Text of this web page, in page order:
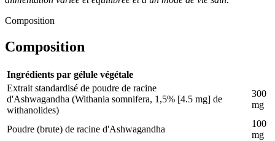
Composition
Composition
Ingrédients par gélule végétale
Extrait standardisé de poudre de racine
d'Ashwagandha (Withania somnifera, 1,5% [4.5 mg] de
withanolides)
300
mg
Poudre (brute) de racine d'Ashwagandha
100
mg